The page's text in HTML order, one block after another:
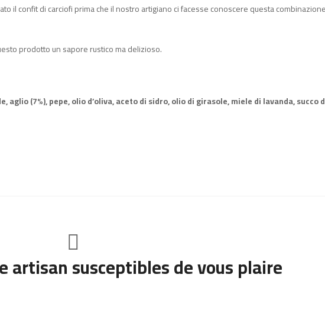
il confit di carciofi prima che il nostro artigiano ci facesse conoscere questa
prodotto un sapore rustico ma delizioso.
aglio (7%), pepe, olio d’oliva, aceto di sidro, olio di girasole, miele di lavanda, succo
artisan susceptibles de vous plaire